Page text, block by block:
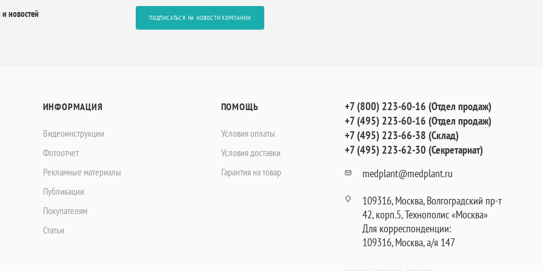
новостей ПОДПИСАТЬСЯ НА НОВОСТИ КОМПАНИИ
ИНФОРМАЦИЯ
Видеоинструкции
Фотоотчет
Рекламные материалы
Публикации
Покупателям
Статьи
ПОМОЩЬ
Условия оплаты
Условия доставки
Гарантия на товар
+7 (800) 223-60-16 (Отдел продаж)
+7 (495) 223-60-16 (Отдел продаж)
+7 (495) 223-66-38 (Склад)
+7 (495) 223-62-30 (Секретариат)
medplant@medplant.ru
109316, Москва, Волгоградский пр-т
42, корп.5, Технополис «Москва»
Для корреспонденции:
109316, Москва, а/я 147